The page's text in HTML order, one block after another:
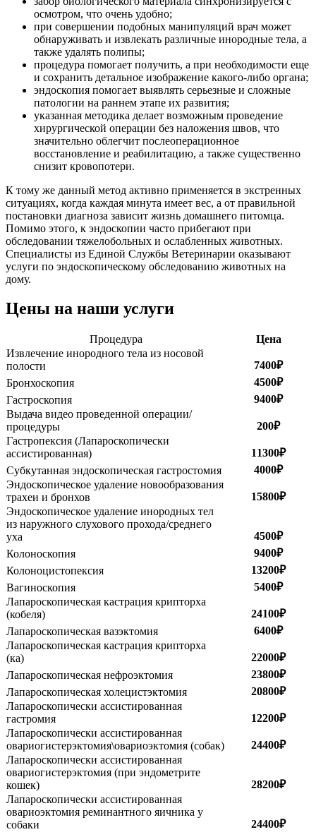
осмотром, что очень удобно;
при совершении подобных манипуляций врач может
обнаруживать и извлекать различные инородные тела, а
также удалять полипы;
процедура помогает получить, а при необходимости еще
и сохранить детальное изображение какого-либо органа;
эндоскопия помогает выявлять серьезные и сложные
патологии на раннем этапе их развития;
указанная методика делает возможным проведение
хирургической операции без наложения швов, что
значительно облегчит послеоперационное
восстановление и реабилитацию, а также существенно
снизит кровопотери.
К тому же данный метод активно применяется в экстренных
ситуациях, когда каждая минута имеет вес, а от правильной
постановки диагноза зависит жизнь домашнего питомца.
Помимо этого, к эндоскопии часто прибегают при
обследовании тяжелобольных и ослабленных животных.
Специалисты из Единой Службы Ветеринарии оказывают
услуги по эндоскопическому обследованию животных на
дому.
Цены на наши услуги
Процедура
Цена
Извлечение инородного тела из носовой
полости
7400₽
Бронхоскопия
4500₽
Гастроскопия
9400₽
Выдача видео проведенной операции/
процедуры
200₽
Гастропексия (Лапароскопически
ассистированная)
11300₽
Субкутанная эндоскопическая гастростомия
4000₽
Эндоскопическое удаление новообразования
трахеи и бронхов
15800₽
Эндоскопическое удаление инородных тел
из наружного слухового прохода/среднего
уха
4500₽
Колоноскопия
9400₽
Колоноцистопексия
13200₽
Вагиноскопия
5400₽
Лапароскопическая кастрация крипторха
(кобеля)
24100₽
Лапароскопическая вазэктомия
6400₽
Лапароскопическая кастрация крипторха
(ка)
22000₽
Лапароскопическая нефроэктомия
23800₽
Лапароскопическая холецистэктомия
20800₽
Лапароскопически ассистированная
гастромия
12200₽
Лапароскопически ассистированная
овариогистерэктомия\овариоэктомия (собак)
24400₽
Лапароскопически ассистированная
овариогистерэктомия (при эндометрите
кошек)
28200₽
Лапароскопически ассистированная
овариоэктомия реминантного яичника у
собаки
24400₽